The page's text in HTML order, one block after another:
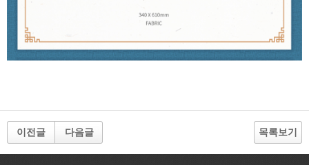
이전글 다음글 목록보기